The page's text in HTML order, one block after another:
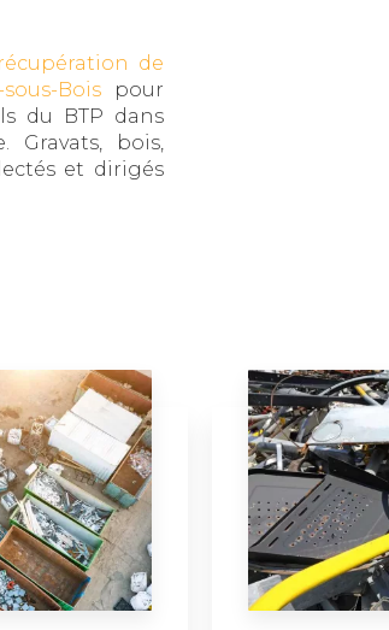
récupération de
Bois pour
du BTP dans
Gravats, bois,
et dirigés